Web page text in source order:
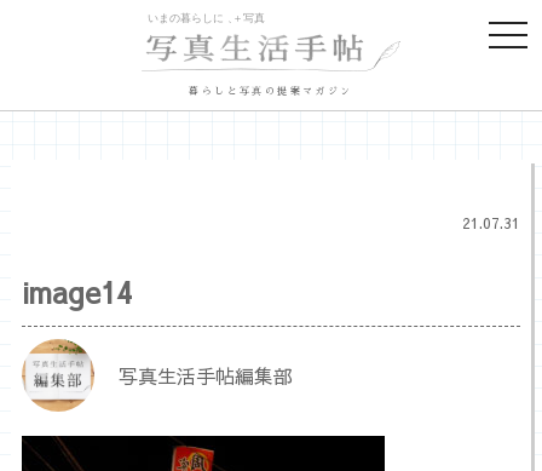
暮らしと写真の提案マガジン
21.07.31
image14
写真生活手帖編集部